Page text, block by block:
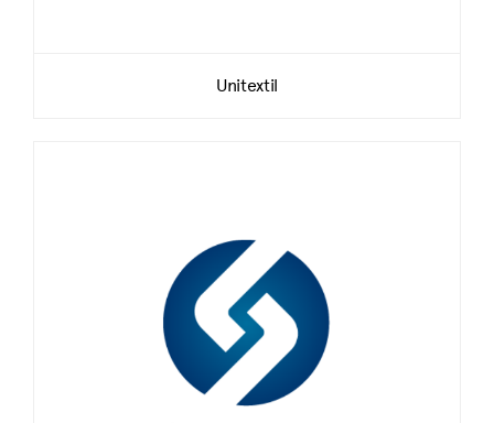
Unitextil